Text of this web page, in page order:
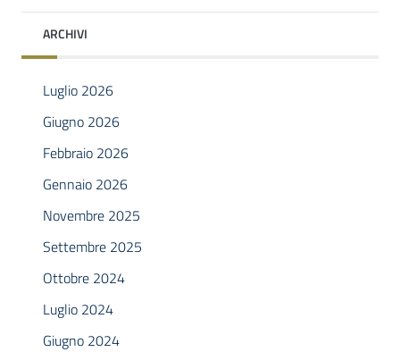
ARCHIVI
Luglio 2026
Giugno 2026
Febbraio 2026
Gennaio 2026
Novembre 2025
Settembre 2025
Ottobre 2024
Luglio 2024
Giugno 2024